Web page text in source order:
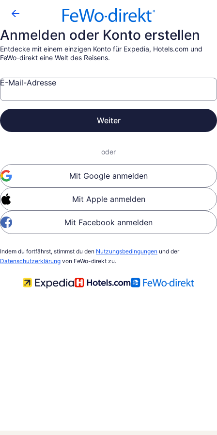
Anmelden oder Konto erstellen
Entdecke mit einem einzigen Konto für Expedia, Hotels.com und
FeWo-direkt eine Welt des Reisens.
E-Mail-Adresse
Weiter
oder
Mit Google anmelden
Mit Apple anmelden
Mit Facebook anmelden
Indem du fortfährst, stimmst du den Nutzungsbedingungen und der
Datenschutzerklärung von FeWo-direkt zu.